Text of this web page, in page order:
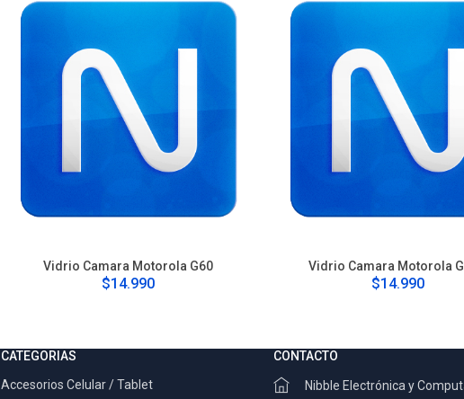
Vidrio Camara Motorola G60
$14.990
Vidrio Camara Motorola
$14.990
CATEGORIAS
Accesorios Celular / Tablet
CONTACTO
Nibble Electrónica y